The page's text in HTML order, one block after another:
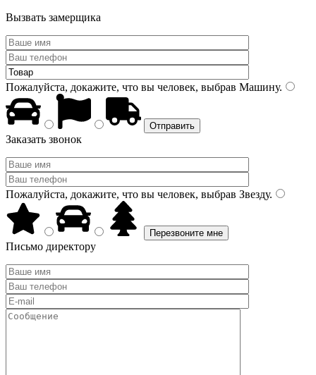
Вызвать замерщика
Пожалуйста, докажите, что вы человек, выбрав Машину.
Заказать звонок
Пожалуйста, докажите, что вы человек, выбрав Звезду.
Письмо директору